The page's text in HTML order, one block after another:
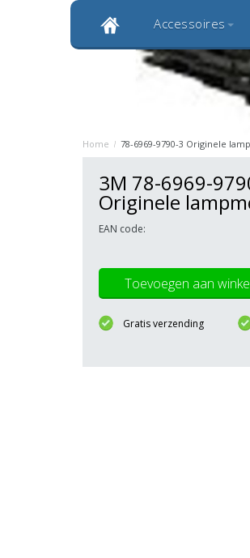
Accessoires
Originele
Home / 78-6969-9790-3 Originele
3M 78-6969-
Originele
EAN code:
Toevoegen aan
Gratis verzending